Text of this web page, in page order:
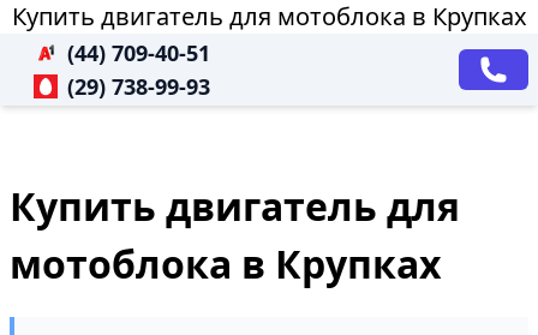
Купить двигатель для мотоблока в Крупках
(44) 709-40-51
(29) 738-99-93
Купить двигатель для
мотоблока в Крупках